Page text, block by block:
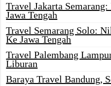
Travel Jakarta
Jawa Tengah
Travel Semarang Solo:
Ke Jawa Tengah
Travel Palembang
Liburan
Baraya Travel Bandung,